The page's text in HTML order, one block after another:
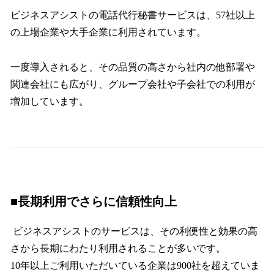
ビジネスアシストの電話代行秘書サービスは、57社以上
の上場企業や大手企業に利用されています。
一度導入されると、その品質の高さから社内の他部署や
関連会社にも広がり、グループ会社や子会社での利用が
増加しています。
■長期利用でさらに信頼性向上
ビジネスアシストのサービスは、その利便性と効果の高
さから長期にわたり利用されることが多いです。
10年以上ご利用いただいている企業は900社を超えていま